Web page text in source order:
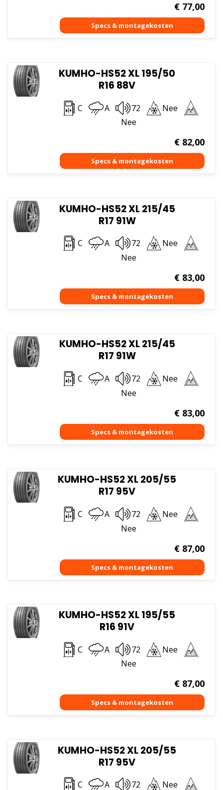
€77,00
KUMHO-HS52 XL 195/50
R16 88V
C A 72
Nee
Nee
€82,00
KUMHO-HS52 XL 215/45
R17 91W
C A 72
Nee
Nee
€83,00
KUMHO-HS52 XL 215/45
R17 91W
C A 72
Nee
Nee
€83,00
KUMHO-HS52 XL 205/55
R17 95V
C A 72
Nee
Nee
€87,00
KUMHO-HS52 XL 195/55
R16 91V
C A 72
Nee
Nee
€87,00
KUMHO-HS52 XL 205/55
R17 95V
C A 72 Nee